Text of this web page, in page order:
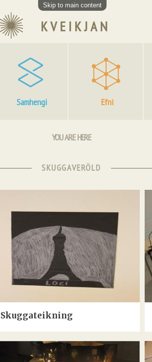
Skip to main content
KVEIKJAN
Samhengi Efni
YOU ARE HERE
SKUGGAVERÖLD
Skuggateikning